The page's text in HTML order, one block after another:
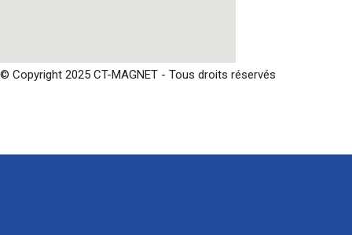
© Copyright 2025 CT-MAGNET - Tous droits réservés